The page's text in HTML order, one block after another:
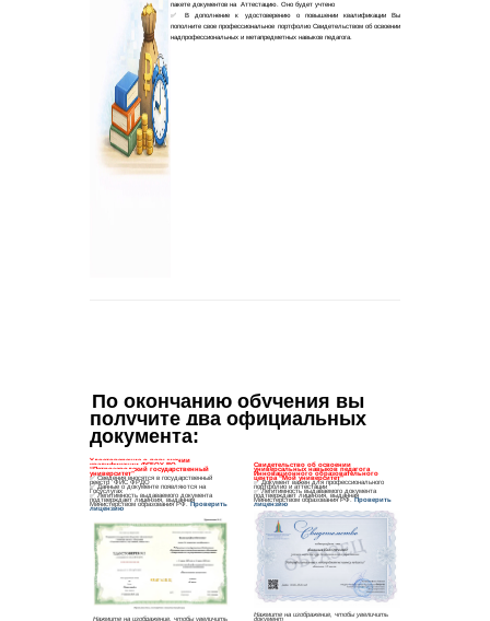
По окончанию обучения вы
получите два официальных
документа: